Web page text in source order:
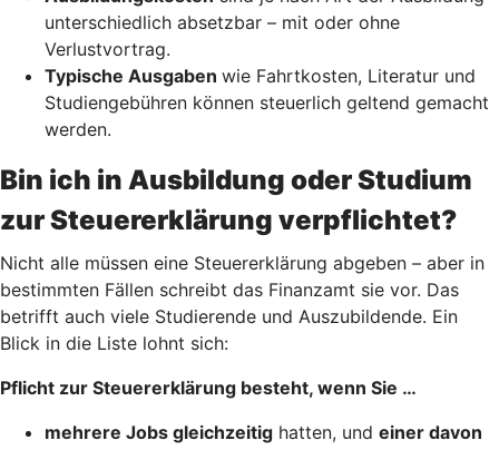
unterschiedlich absetzbar – mit oder ohne
Verlustvortrag.
Typische Ausgaben wie Fahrtkosten, Literatur und
Studiengebühren können steuerlich geltend gemacht
werden.
Bin ich in Ausbildung oder Studium
zur Steuererklärung verpflichtet?
Nicht alle müssen eine Steuererklärung abgeben – aber in
bestimmten Fällen schreibt das Finanzamt sie vor. Das
betrifft auch viele Studierende und Auszubildende. Ein
Blick in die Liste lohnt sich:
Pflicht zur Steuererklärung besteht, wenn Sie …
mehrere Jobs gleichzeitig hatten, und einer davon